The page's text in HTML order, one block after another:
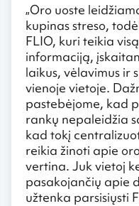
„Oro uoste
kupinas streso,
FLIO, kuri teikia
informaciją,
laikus, vėlavimus ir
vienoje vietoje.
pastebėjome, kad
rankų nepaleidžia
kad tokį
reikia žinoti apie
vertina. Juk vietoj
pasakojančių apie
užtenka parsisiųsti